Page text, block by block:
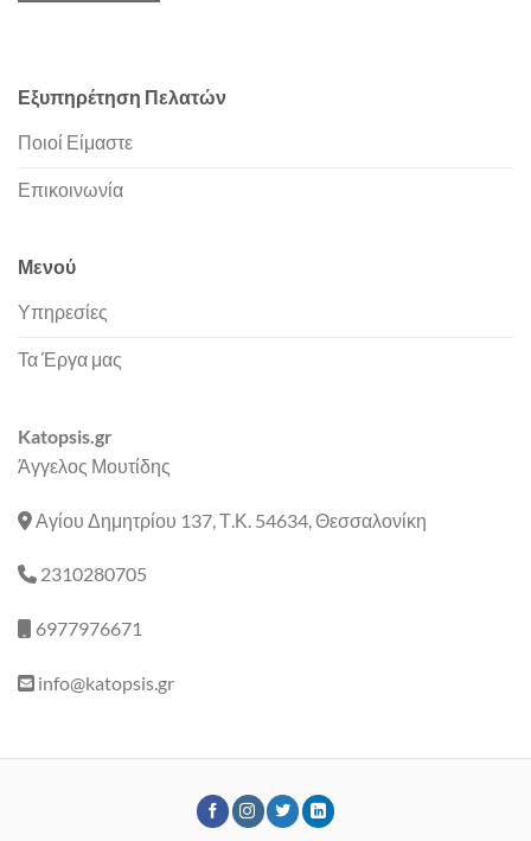
Εξυπηρέτηση Πελατών
Ποιοί Είμαστε
Επικοινωνία
Μενού
Υπηρεσίες
Τα Έργα μας
Katopsis.gr
Άγγελος Μουτίδης
Αγίου Δημητρίου 137, Τ.Κ. 54634, Θεσσαλονίκη
2310280705
6977976671
info@katopsis.gr